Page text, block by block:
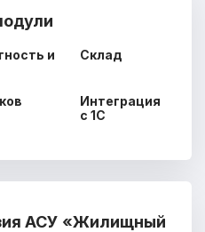
и
Склад
Интеграция
с 1С
АСУ «Жилищный